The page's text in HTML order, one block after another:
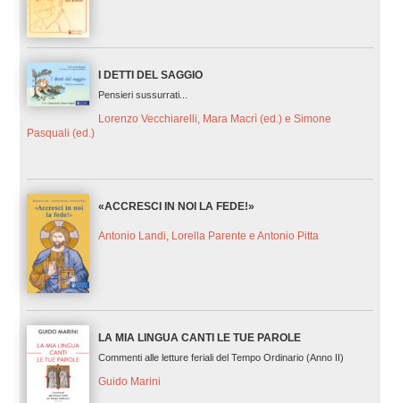
I DETTI DEL SAGGIO
Pensieri sussurrati...
Lorenzo Vecchiarelli, Mara Macrì (ed.) e Simone
Pasquali (ed.)
«ACCRESCI IN NOI LA FEDE!»
Antonio Landi, Lorella Parente e Antonio Pitta
LA MIA LINGUA CANTI LE TUE PAROLE
Commenti alle letture feriali del Tempo Ordinario (Anno II)
Guido Marini